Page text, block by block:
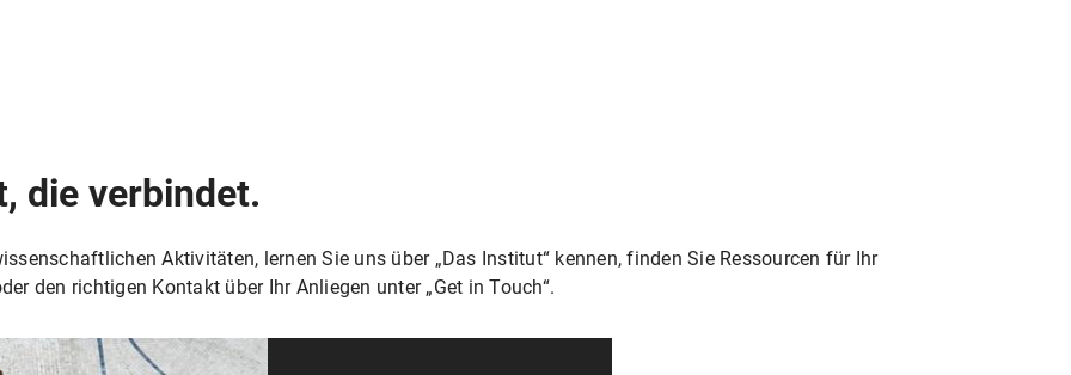
die verbindet.
Aktivitäten, lernen Sie uns über „Das Institut“ kennen, finden Sie Ressourcen für Ihr
den richtigen Kontakt über Ihr Anliegen unter „Get in Touch“.